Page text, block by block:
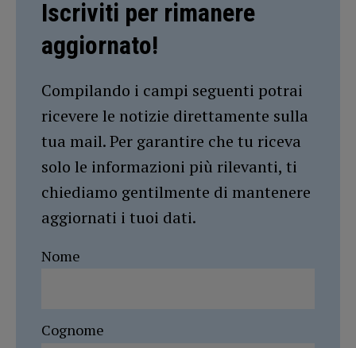
Iscriviti per rimanere
aggiornato!
Compilando i campi seguenti potrai
ricevere le notizie direttamente sulla
tua mail. Per garantire che tu riceva
solo le informazioni più rilevanti, ti
chiediamo gentilmente di mantenere
aggiornati i tuoi dati.
Nome
Cognome